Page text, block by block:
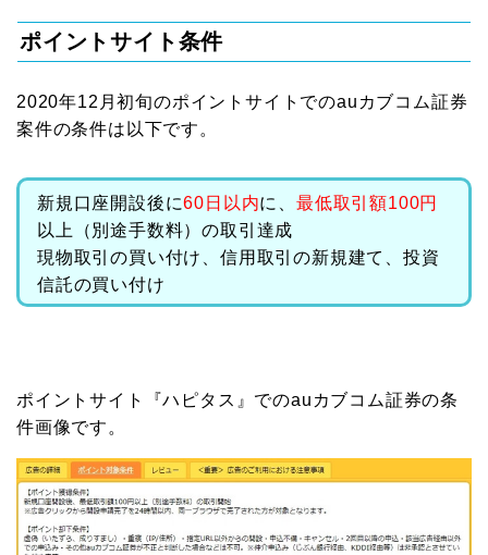
ポイントサイト条件
2020年12月初旬のポイントサイトでのauカブコム証券
案件の条件は以下です。
新規口座開設後に60日以内に、最低取引額100円
以上（別途手数料）の取引達成
現物取引の買い付け、信用取引の新規建て、投資
信託の買い付け
ポイントサイト『ハピタス』でのauカブコム証券の条
件画像です。